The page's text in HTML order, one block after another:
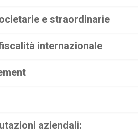
e straordinarie
internazionale
aziendali: